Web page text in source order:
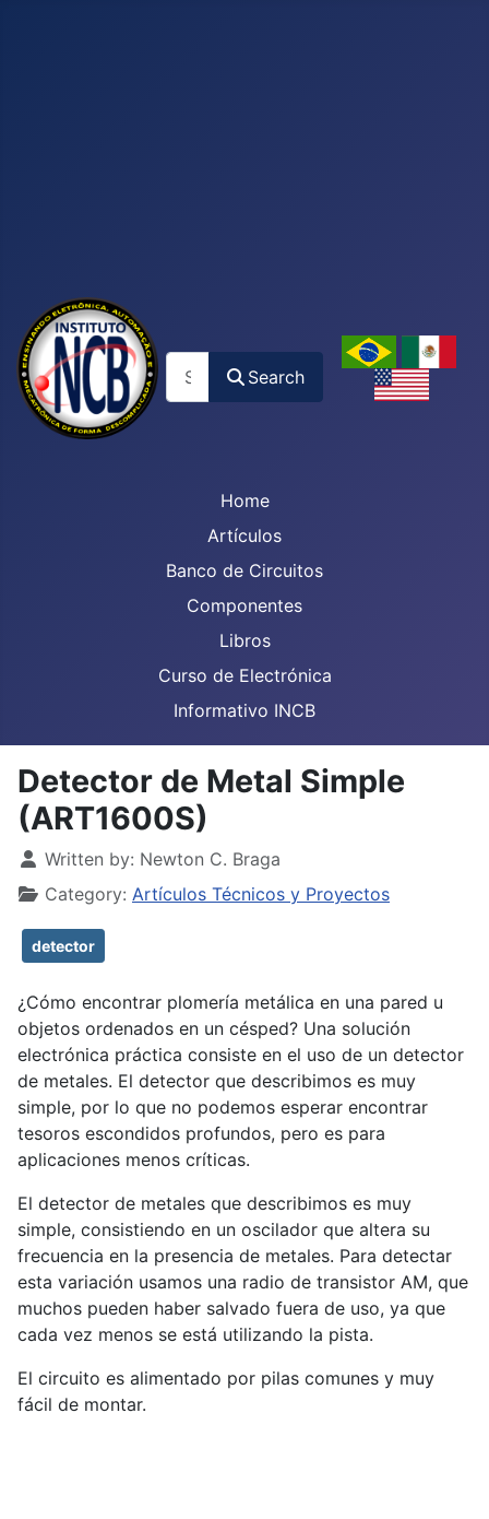
Search
Home
Artículos
Banco de Circuitos
Componentes
Libros
Curso de Electrónica
Informativo INCB
Detector de Metal Simple
(ART1600S)
Details
Written by: Newton C. Braga
Category: Artículos Técnicos y Proyectos
detector
¿Cómo encontrar plomería metálica en una pared u
objetos ordenados en un césped? Una solución
electrónica práctica consiste en el uso de un detector
de metales. El detector que describimos es muy
simple, por lo que no podemos esperar encontrar
tesoros escondidos profundos, pero es para
aplicaciones menos críticas.
El detector de metales que describimos es muy
simple, consistiendo en un oscilador que altera su
frecuencia en la presencia de metales. Para detectar
esta variación usamos una radio de transistor AM, que
muchos pueden haber salvado fuera de uso, ya que
cada vez menos se está utilizando la pista.
El circuito es alimentado por pilas comunes y muy
fácil de montar.